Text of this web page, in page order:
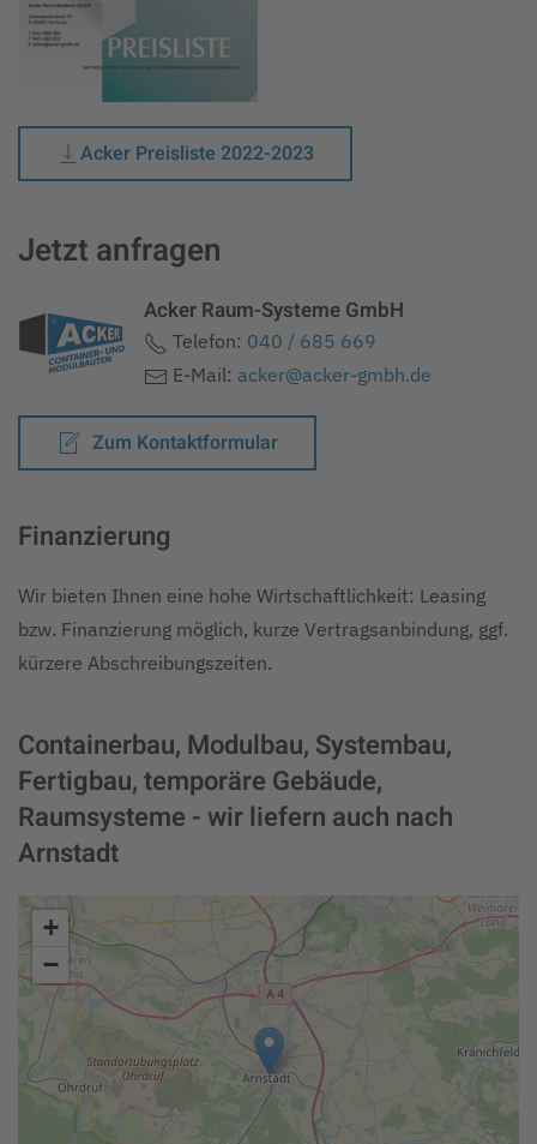
Acker Preisliste 2022-2023
Jetzt anfragen
Acker Raum-Systeme GmbH
Telefon: 040 / 685 669
E-Mail: acker@acker-gmbh.de
Zum Kontaktformular
Finanzierung
Wir bieten Ihnen eine hohe Wirtschaftlichkeit: Leasing
bzw. Finanzierung möglich, kurze Vertragsanbindung, ggf.
kürzere Abschreibungszeiten.
Containerbau, Modulbau, Systembau,
Fertigbau, temporäre Gebäude,
Raumsysteme - wir liefern auch nach
Arnstadt
+
−